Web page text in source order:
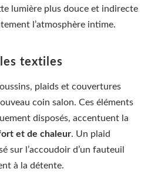
lumière plus douce et indirecte
l’atmosphère intime.
textiles
plaids et couvertures
coin salon. Ces éléments
disposés, accentuent la
et de chaleur. Un plaid
sur l’accoudoir d’un fauteuil
à la détente.